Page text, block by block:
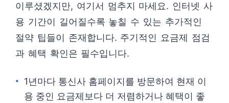
이루셨겠지만, 여기서 멈추지 마세요. 인터넷 사
용 기간이 길어질수록 놓칠 수 있는 추가적인
절약 팁들이 존재합니다. 주기적인 요금제 점검
과 혜택 확인은 필수입니다.
1년마다 통신사 홈페이지를 방문하여 현재 이
용 중인 요금제보다 더 저렴하거나 혜택이 좋